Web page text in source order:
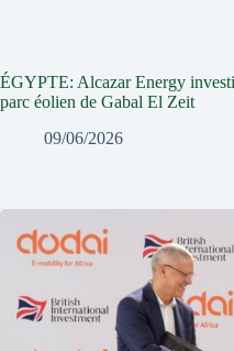
ÉGYPTE: Alcazar Energy
parc éolien de Gabal El Zeit
09/06/2026